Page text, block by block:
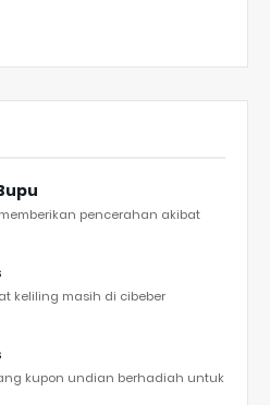
pencerahan akibat
keliling masih di cibeber
kupon undian berhadiah untuk